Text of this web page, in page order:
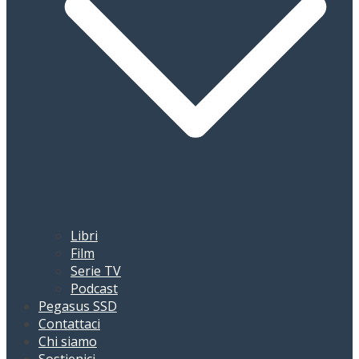
Libri
Film
Serie TV
Podcast
Pegasus SSD
Contattaci
Chi siamo